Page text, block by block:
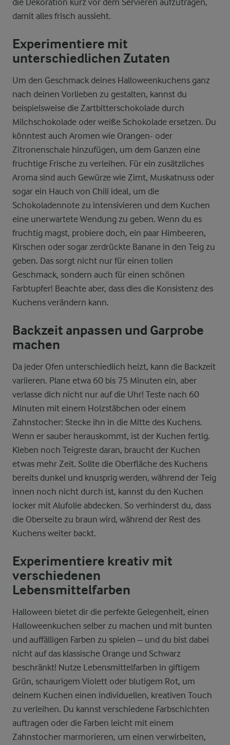
die Dekoration kurz vor dem Servieren aufzutragen,
damit alles frisch aussieht.
Experimentiere mit
unterschiedlichen Zutaten
Um den Geschmack deines Halloweenkuchens ganz
nach deinen Vorlieben zu gestalten, kannst du
beispielsweise die Zartbitterschokolade durch
Milchschokolade oder weiße Schokolade ersetzen. Du
könntest auch Aromen wie Orangen- oder
Zitronenschale hinzufügen, um dem Ganzen eine
fruchtige Frische zu verleihen. Für ein zusätzliches
Aroma sind auch Gewürze wie Zimt, Muskatnuss oder
sogar ein Hauch von Chili ideal, um die
Schokoladennote zu intensivieren und dem Kuchen
eine unerwartete Wendung zu geben. Wenn du es
fruchtig magst, probiere doch, ein paar Himbeeren,
Kirschen oder sogar zerdrückte Banane in den Teig zu
geben. Das sorgt nicht nur für einen tollen
Geschmack, sondern auch für einen schönen
Farbtupfer! Beachte aber, dass dies die Konsistenz des
Kuchens verändern kann.
Backzeit anpassen und Garprobe
machen
Da jeder Ofen unterschiedlich heizt, kann die Backzeit
variieren. Plane etwa 60 bis 75 Minuten ein, aber
verlasse dich nicht nur auf die Uhr! Teste nach 60
Minuten mit einem Holzstäbchen oder einem
Zahnstocher: Stecke ihn in die Mitte des Kuchens.
Wenn er sauber herauskommt, ist der Kuchen fertig.
Kleben noch Teigreste daran, braucht der Kuchen
etwas mehr Zeit. Sollte die Oberfläche des Kuchens
bereits dunkel und knusprig werden, während der Teig
innen noch nicht durch ist, kannst du den Kuchen
locker mit Alufolie abdecken. So verhinderst du, dass
die Oberseite zu braun wird, während der Rest des
Kuchens weiter backt.
Experimentiere kreativ mit
verschiedenen
Lebensmittelfarben
Halloween bietet dir die perfekte Gelegenheit, einen
Halloweenkuchen selber zu machen und mit bunten
und auffälligen Farben zu spielen – und du bist dabei
nicht auf das klassische Orange und Schwarz
beschränkt! Nutze Lebensmittelfarben in giftigem
Grün, schaurigem Violett oder blutigem Rot, um
deinem Kuchen einen individuellen, kreativen Touch
zu verleihen. Du kannst verschiedene Farbschichten
auftragen oder die Farben leicht mit einem
Zahnstocher marmorieren, um einen verwirbelten,